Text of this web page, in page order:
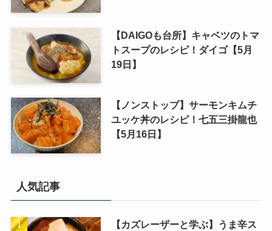
【DAIGOも台所】キャベツのトマ
トスープのレシピ！ダイゴ【5月
19日】
【ノンストップ】サーモンキムチ
ユッケ丼のレシピ！七五三掛龍也
【5月16日】
人気記事
【カズレーザーと学ぶ】うま辛ス